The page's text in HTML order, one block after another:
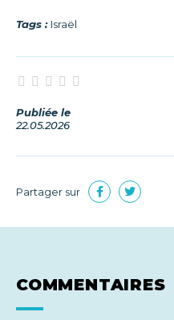
Tags : Israël
Publiée le
22.05.2026
Partager sur
COMMENTAIRES